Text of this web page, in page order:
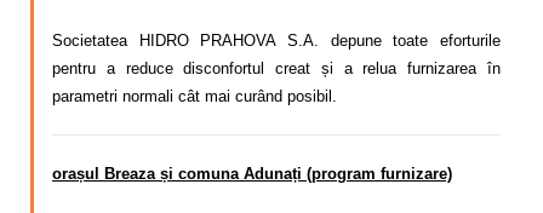
Societatea HIDRO PRAHOVA S.A. depune toate eforturile
pentru a reduce disconfortul creat și a relua furnizarea în
parametri normali cât mai curând posibil.
orașul Breaza și comuna Adunați (program furnizare)